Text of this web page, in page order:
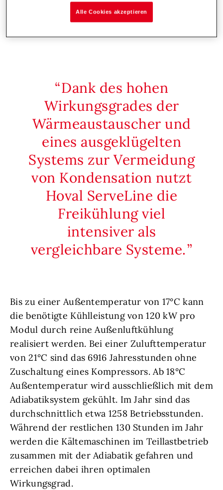
8.800 m² die aktuelle Rechenzentrum-Fläche
Dank des hohen
Wirkungsgrades der
Wärmeaustauscher und
eines ausgeklügelten
Systems zur Vermeidung
von Kondensation nutzt
Hoval ServeLine die
Freikühlung viel
intensiver als
vergleichbare Systeme.
Bis zu einer Außentemperatur von 17°C kann
die benötigte Kühlleistung von 120 kW pro
Modul durch reine Außenluftkühlung
realisiert werden. Bei einer Zulufttemperatur
von 21°C sind das 6916 Jahresstunden ohne
Zuschaltung eines Kompressors. Ab 18°C
Außentemperatur wird ausschließlich mit dem
Adiabatiksystem gekühlt. Im Jahr sind das
durchschnittlich etwa 1258 Betriebsstunden.
Während der restlichen 130 Stunden im Jahr
werden die Kältemaschinen im Teillastbetrieb
zusammen mit der Adiabatik gefahren und
erreichen dabei ihren optimalen
Wirkungsgrad.
Alle Cookies akzeptieren